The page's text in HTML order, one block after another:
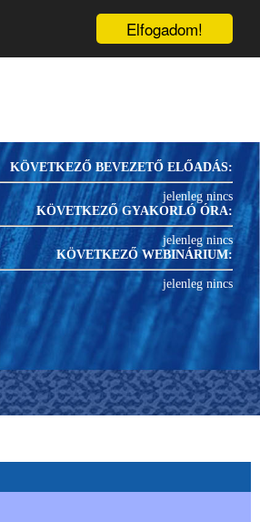
Elfogadom!
PRK-1U
KÖVETKEZŐ BEVEZETŐ ELŐADÁS:
jelenleg nincs
KÖVETKEZŐ GYAKORLÓ ÓRA:
jelenleg nincs
KÖVETKEZŐ WEBINÁRIUM:
jelenleg nincs